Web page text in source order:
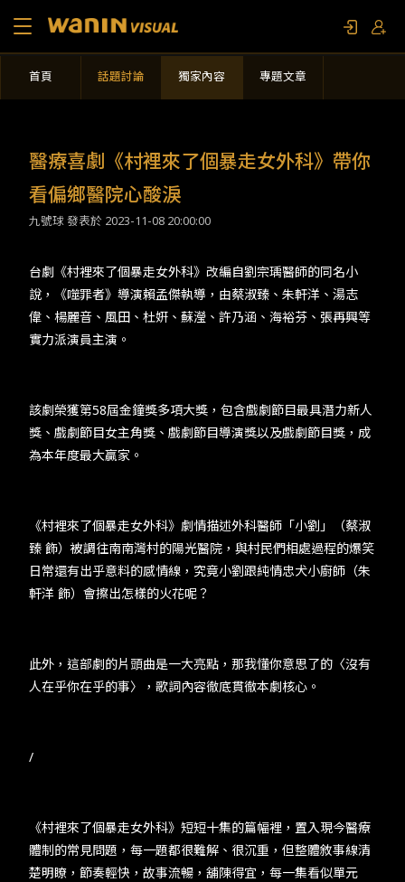
關於我們
影視專題
限定活動
TW EN JP KR
首頁 話題討論 獨家內容 專題文章
醫療喜劇《村裡來了個暴走女外科》帶你
看偏鄉醫院心酸淚
九號球 發表於 2023-11-08 20:00:00
台劇《村裡來了個暴走女外科》改編自劉宗瑀醫師的同名小
說，《噬罪者》導演賴孟傑執導，由蔡淑臻、朱軒洋、湯志
偉、楊麗音、風田、杜姸、蘇瀅、許乃涵、海裕芬、張再興等
實力派演員主演。
該劇榮獲第58屆金鐘獎多項大獎，包含戲劇節目最具潛力新人
獎、戲劇節目女主角獎、戲劇節目導演獎以及戲劇節目獎，成
為本年度最大贏家。
《村裡來了個暴走女外科》劇情描述外科醫師「小劉」（蔡淑
臻 飾）被調往南南灣村的陽光醫院，與村民們相處過程的爆笑
日常還有出乎意料的感情線，究竟小劉跟純情忠犬小廚師（朱
軒洋 飾）會擦出怎樣的火花呢？
此外，這部劇的片頭曲是一大亮點，那我懂你意思了的〈沒有
人在乎你在乎的事〉，歌詞內容徹底貫徹本劇核心。
/
《村裡來了個暴走女外科》短短十集的篇幅裡，置入現今醫療
體制的常見問題，每一題都很難解、很沉重，但整體敘事線清
楚明瞭，節奏輕快，故事流暢，舖陳得宜，每一集看似單元